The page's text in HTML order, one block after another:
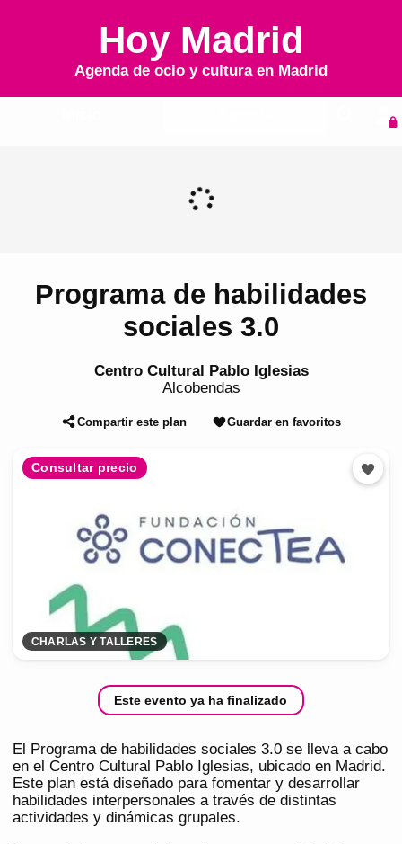
Hoy Madrid
Agenda de ocio y cultura en Madrid
Programa de habilidades
sociales 3.0
Centro Cultural Pablo Iglesias
Alcobendas
Compartir este plan Guardar en favoritos
Consultar precio
CHARLAS Y TALLERES
Este evento ya ha finalizado
El Programa de habilidades sociales 3.0 se lleva a cabo
en el Centro Cultural Pablo Iglesias, ubicado en Madrid.
Este plan está diseñado para fomentar y desarrollar
habilidades interpersonales a través de distintas
actividades y dinámicas grupales.